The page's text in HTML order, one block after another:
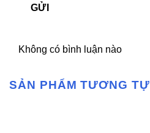
GỬI
Không có bình luận nào
SẢN PHẨM TƯƠNG TỰ